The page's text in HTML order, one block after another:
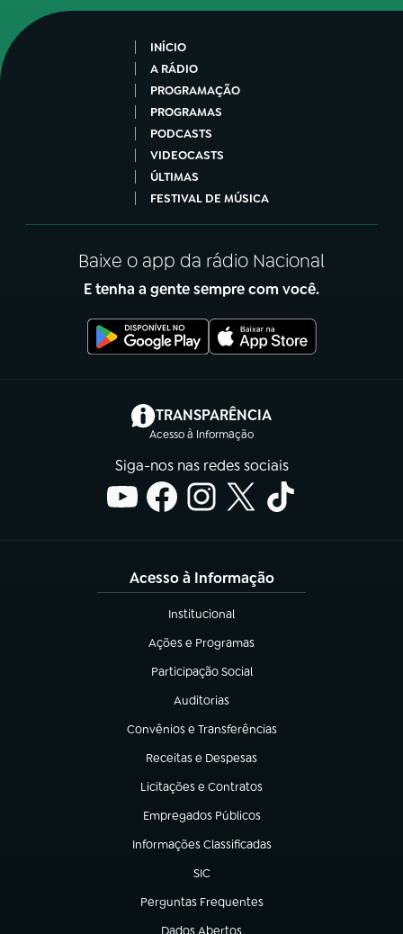
INÍCIO
A RÁDIO
PROGRAMAÇÃO
PROGRAMAS
PODCASTS
VIDEOCASTS
ÚLTIMAS
FESTIVAL DE MÚSICA
Baixe o app da rádio Nacional
E tenha a gente sempre com você.
TRANSPARÊNCIA
Acesso à Informação
(abre em nova aba)
Siga-nos nas redes sociais
Acesso à Informação
Institucional
(abre em nova aba)
Ações e Programas
(abre em nova aba)
Participação Social
(abre em nova aba)
Auditorias
(abre em nova aba)
Convênios e Transferências
(abre em nova aba)
Receitas e Despesas
(abre em nova aba)
Licitações e Contratos
(abre em nova aba)
Empregados Públicos
(abre em nova aba)
Informações Classificadas
(abre em nova aba)
SIC
(abre em nova aba)
Perguntas Frequentes
(abre em nova aba)